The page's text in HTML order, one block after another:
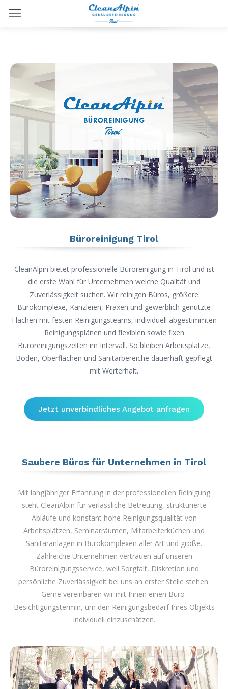
Büroreinigung Tirol
CleanAlpin bietet professionelle Büroreinigung in Tirol und ist
die erste Wahl für Unternehmen welche Qualität und
Zuverlässigkeit suchen. Wir reinigen Büros, größere
Bürokomplexe, Kanzleien, Praxen und gewerblich genutzte
Flächen mit festen Reinigungsteams, individuell abgestimmten
Reinigungsplänen und flexiblen sowie fixen
Büroreinigungszeiten im Intervall. So bleiben Arbeitsplätze,
Böden, Oberflächen und Sanitärbereiche dauerhaft gepflegt
mit Werterhalt.
Jetzt unverbindliches Angebot anfragen
Saubere Büros für Unternehmen in Tirol
Mit langjähriger Erfahrung in der professionellen Reinigung
steht CleanAlpin für verlässliche Betreuung, strukturierte
Abläufe und konstant hohe Reinigungsqualität von
Arbeitsplätzen, Seminarräumen, Mitarbeiterküchen und
Sanitäranlagen in Bürokomplexen aller Art und größe.
Zahlreiche Unternehmen vertrauen auf unseren
Büroreinigungsservice, weil Sorgfalt, Diskretion und
persönliche Zuverlässigkeit bei uns an erster Stelle stehen.
Gerne vereinbaren wir mit Ihnen einen Büro-
Besichtigungstermin, um den Reinigungsbedarf Ihres Objekts
individuell einzuschätzen.